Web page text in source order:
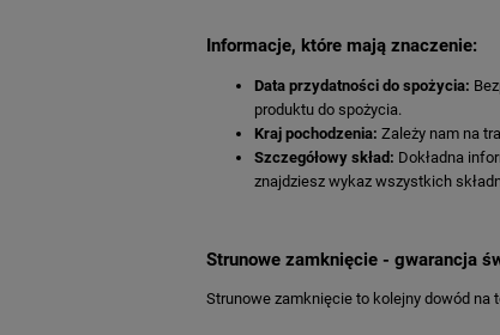
Informacje, które mają znaczenie:
Data przydatności do spożycia:
produktu do spożycia.
Kraj pochodzenia: Zależy nam na
Szczegółowy skład: Dokładna
znajdziesz wykaz wszystkich
Strunowe zamknięcie - gwarancja
Strunowe zamknięcie to kolejny dowód na